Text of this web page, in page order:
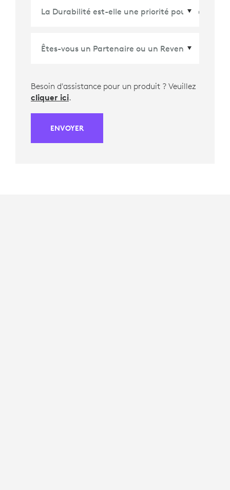
Pays/Région*
Besoin d'assistance pour un produit ? Veuillez
cliquer ici.
ENVOYER